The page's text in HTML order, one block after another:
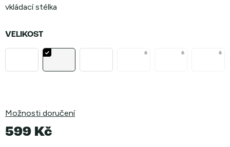
vkládací stélka
VELIKOST
Možnosti doručení
599 Kč